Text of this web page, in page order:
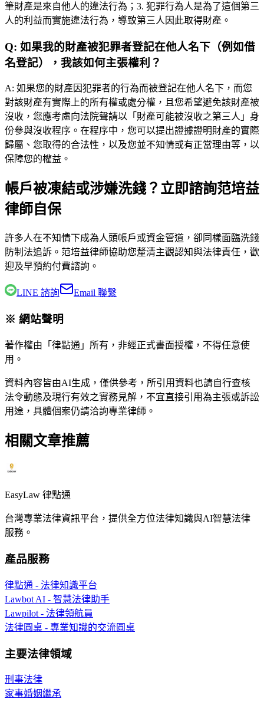
筆財產是來自他人的違法行為；3. 犯罪行為人是為了這個第三
人的利益而實施違法行為，導致第三人因此取得財產。
Q: 如果我的財產被犯罪者登記在他人名下（例如借
名登記），我該如何主張權利？
A: 如果您的財產因犯罪者的行為而被登記在他人名下，而您
對該財產有實際上的所有權或處分權，且您希望避免該財產被
沒收，您應考慮向法院聲請以「財產可能被沒收之第三人」身
份參與沒收程序。在程序中，您可以提出證據證明財產的實際
歸屬、您取得的合法性，以及您並不知情或有正當理由等，以
保障您的權益。
帳戶被凍結或涉嫌洗錢？立即諮詢范培益
律師自保
許多人在不知情下成為人頭帳戶或資金管道，卻同樣面臨洗錢
防制法追訴。 范培益律師協助您釐清主觀認知與法律責任，歡
迎及早預約付費諮詢。
LINE 諮詢 Email 聯繫
※ 網站聲明
著作權由「律點通」所有，非經正式書面授權，不得任意使
用。
資料內容皆由AI生成，僅供參考，所引用資料也請自行查核
法令動態及現行有效之實務見解，不宜直接引用為主張或訴訟
用途，具體個案仍請洽詢專業律師。
相關文章推薦
EasyLaw 律點通
台灣專業法律資訊平台，提供全方位法律知識與AI智慧法律
服務。
產品服務
律點通 - 法律知識平台
Lawbot AI - 智慧法律助手
Lawpilot - 法律領航員
法律圓桌 - 專業知識的交流圓桌
主要法律領域
刑事法律
家事婚姻繼承